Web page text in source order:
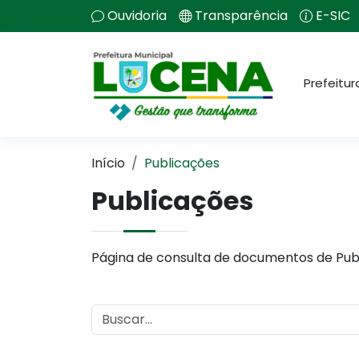
Ouvidoria Transparência E-SIC
Início Publicações
Publicações
Página de consulta de documentos de